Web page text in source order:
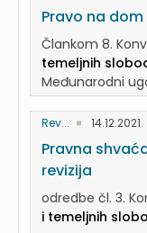
Pravo na dom
Člankom 8.
temeljnih
Međunarodni
Rev... 14.12.2021.
Pravna
revizija
odredbe čl. 3.
i temeljnih